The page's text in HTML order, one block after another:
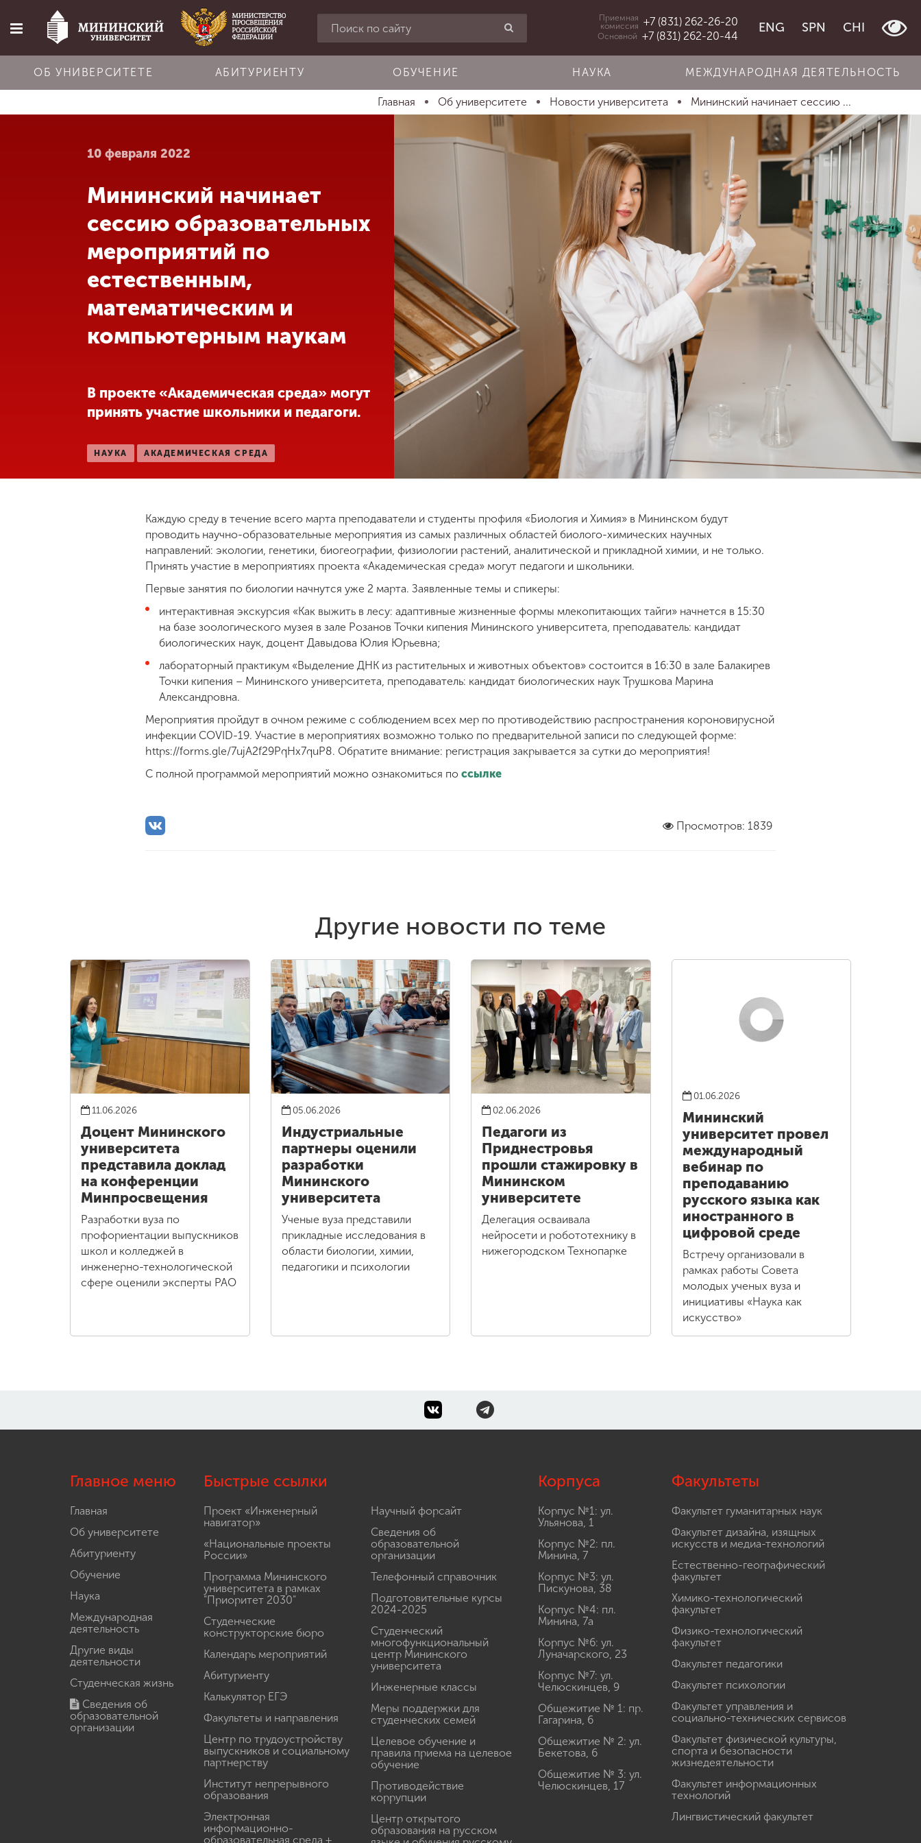
Главная
Об университете
Абитуриенту
Обучение
Международная
деятельность
Другие виды
Студенческая
Приемная
комиссия +7 (831) 262-26-20
Основной +7 (831) 262-20-44
ENG SPN CHI
ОБ УНИВЕРСИТЕТЕ АБИТУРИЕНТУ ОБУЧЕНИЕ НАУКА МЕЖДУНАРОДНАЯ ДЕЯТЕЛЬНОСТЬ
Главная Об университете Новости университета Мининский начинает сессию ...
10 февраля 2022
Мининский начинает
сессию образовательных
мероприятий по
естественным,
математическим и
компьютерным наукам
В проекте «Академическая среда» могут
принять участие школьники и педагоги.
НАУКА АКАДЕМИЧЕСКАЯ СРЕДА
Каждую среду в течение всего марта преподаватели и студенты профиля «Биология и Химия» в Мининском будут
проводить научно-образовательные мероприятия из самых различных областей биолого-химических научных
направлений: экологии, генетики, биогеографии, физиологии растений, аналитической и прикладной химии, и не только.
Принять участие в мероприятиях проекта «Академическая среда» могут педагоги и школьники.
Первые занятия по биологии начнутся уже 2 марта. Заявленные темы и спикеры:
интерактивная экскурсия «Как выжить в лесу: адаптивные жизненные формы млекопитающих тайги» начнется в 15:30
на базе зоологического музея в зале Розанов Точки кипения Мининского университета, преподаватель: кандидат
биологических наук, доцент Давыдова Юлия Юрьевна;
лабораторный практикум «Выделение ДНК из растительных и животных объектов» состоится в 16:30 в зале Балакирев
Точки кипения – Мининского университета, преподаватель: кандидат биологических наук Трушкова Марина
Александровна.
Мероприятия пройдут в очном режиме с соблюдением всех мер по противодействию распространения короновирусной
инфекции COVID-19. Участие в мероприятиях возможно только по предварительной записи по следующей форме:
https://forms.gle/7ujA2f29PqHx7quP8. Обратите внимание: регистрация закрывается за сутки до мероприятия!
С полной программой мероприятий можно ознакомиться по ссылке
Просмотров: 1839
Другие новости по теме
11.06.2026
Доцент Мининского
университета
представила доклад
на конференции
Минпросвещения
Разработки вуза по
профориентации выпускников
школ и колледжей в
инженерно-технологической
сфере оценили эксперты РАО
05.06.2026
Индустриальные
партнеры оценили
разработки
Мининского
университета
Ученые вуза представили
прикладные исследования в
области биологии, химии,
педагогики и психологии
02.06.2026
Педагоги из
Приднестровья
прошли стажировку в
Мининском
университете
Делегация осваивала
нейросети и робототехнику в
нижегородском Технопарке
01.06.2026
Мининский
университет провел
международный
вебинар по
преподаванию
русского языка как
иностранного в
цифровой среде
Встречу организовали в
рамках работы Совета
молодых ученых вуза и
инициативы «Наука как
искусство»
Главное меню
Главная
Об университете
Абитуриенту
Обучение
Наука
Международная
деятельность
Другие виды
деятельности
Студенческая жизнь
Сведения об
образовательной
организации
Быстрые ссылки
Проект «Инженерный
навигатор»
«Национальные проекты
России»
Программа Мининского
университета в рамках
"Приоритет 2030"
Студенческие
конструкторские бюро
Календарь мероприятий
Абитуриенту
Калькулятор ЕГЭ
Факультеты и направления
Центр по трудоустройству
выпускников и социальному
партнерству
Институт непрерывного
образования
Электронная
информационно-
образовательная среда +
Научный форсайт
Сведения об
образовательной
организации
Телефонный справочник
Подготовительные курсы
2024-2025
Студенческий
многофункциональный
центр Мининского
университета
Инженерные классы
Меры поддержки для
студенческих семей
Целевое обучение и
правила приема на целевое
обучение
Противодействие
коррупции
Центр открытого
образования на русском
Корпуса
Корпус №1: ул.
Ульянова, 1
Корпус №2: пл.
Минина, 7
Корпус №3: ул.
Пискунова, 38
Корпус №4: пл.
Минина, 7а
Корпус №6: ул.
Луначарского, 23
Корпус №7: ул.
Челюскинцев, 9
Общежитие № 1: пр.
Гагарина, 6
Общежитие № 2: ул.
Бекетова, 6
Общежитие № 3: ул.
Челюскинцев, 17
Факультеты
Факультет гуманитарных наук
Факультет дизайна, изящных
искусств и медиа-технологий
Естественно-географический
факультет
Химико-технологический
факультет
Физико-технологический
факультет
Факультет педагогики
Факультет психологии
Факультет управления и
социально-технических сервисов
Факультет физической культуры,
спорта и безопасности
жизнедеятельности
Факультет информационных
технологий
Лингвистический факультет